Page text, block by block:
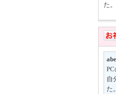
た。
自
た。